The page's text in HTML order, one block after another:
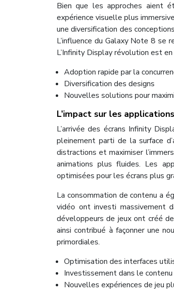
Bien que les approches aient
expérience visuelle plus
une diversification des
L’influence du Galaxy Note 8 se
L’Infinity Display révolution est en
Adoption rapide par la
Diversification des designs
Nouvelles solutions pour
L’impact sur les
L’arrivée des écrans Infinity
pleinement parti de la surface
distractions et maximiser
animations plus fluides. Les
optimisées pour les écrans plus
La consommation de contenu a
vidéo ont investi massivement
développeurs de jeux ont créé
ainsi contribué à façonner une
primordiales.
Optimisation des interfaces
Investissement dans le
Nouvelles expériences de jeu